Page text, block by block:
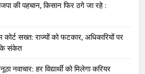
की पहचान, किसान फिर ठगे जा रहे :
कोर्ट सख्त: राज्यों को फटकार, अधिकारियों पर
के संकेत
नवाचार: हर विद्यार्थी को मिलेगा करियर